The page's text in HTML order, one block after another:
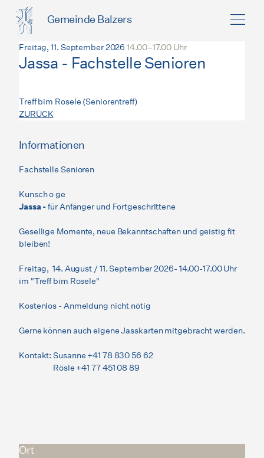
Gemeinde Balzers
Freitag, 11. September 2026 14.00–17.00 Uhr
Jassa - Fachstelle Senioren
Treff bim Rosele (Seniorentreff)
ZURÜCK
Informationen
Fachstelle Senioren
Kunsch o ge
Jassa -für Anfänger und Fortgeschrittene
Gesellige Momente, neue Bekanntschaften und geistig fit
bleiben!
Freitag, 14. August / 11. September 2026- 14.00-17.00 Uhr
im "Treff bim Rosele"
Kostenlos - Anmeldung nicht nötig
Gerne können auch eigene Jasskarten mitgebracht werden.
Kontakt: Susanne +41 78 830 56 62
Rösle +41 77 451 08 89
Ort